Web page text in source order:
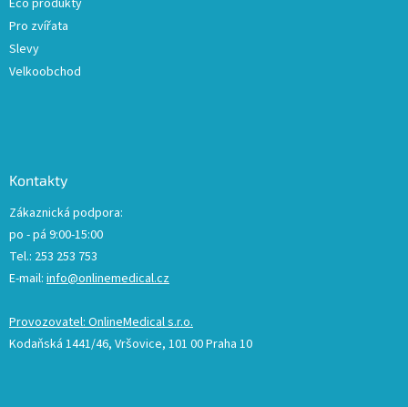
Eco produkty
Pro zvířata
Slevy
Velkoobchod
Kontakty
Zákaznická podpora:
po - pá 9:00-15:00
Tel.: 253 253 753
E-mail: info@onlinemedical.cz
Provozovatel: OnlineMedical s.r.o.
Kodaňská 1441/46, Vršovice, 101 00 Praha 10